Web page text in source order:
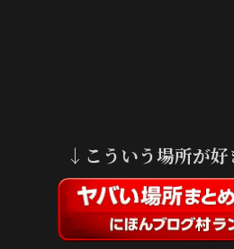
↓こういう場所が